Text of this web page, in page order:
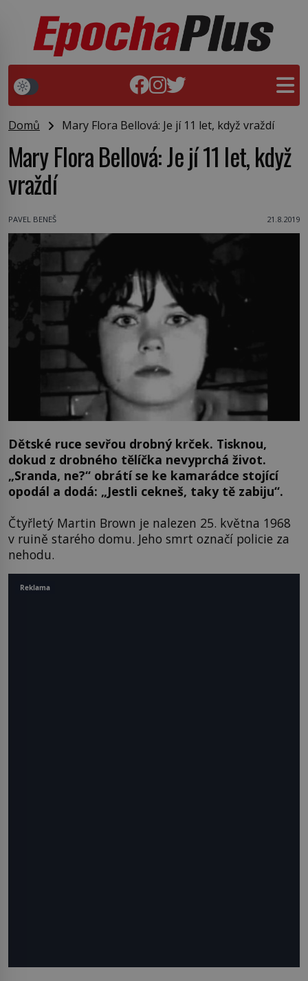
Domů Mary Flora Bellová: Je jí 11 let, když vraždí
Mary Flora Bellová: Je jí 11 let, když
vraždí
PAVEL BENEŠ 21.8.2019
Dětské ruce sevřou drobný krček. Tisknou,
dokud z drobného tělíčka nevyprchá život.
„Sranda, ne?“ obrátí se ke kamarádce stojící
opodál a dodá: „Jestli cekneš, taky tě zabiju“.
Čtyřletý Martin Brown je nalezen 25. května 1968
v ruině starého domu. Jeho smrt označí policie za
nehodu.
Reklama